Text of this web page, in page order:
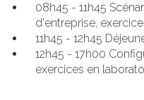
08h45 - 11h45
d'entreprise,
11h45 - 12h45
12h45 - 17h00
exercices en